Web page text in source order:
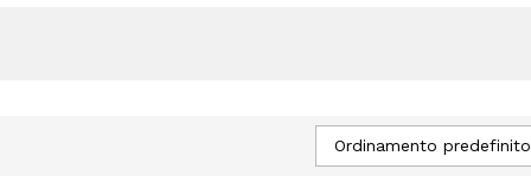
Ordinamento predefinito